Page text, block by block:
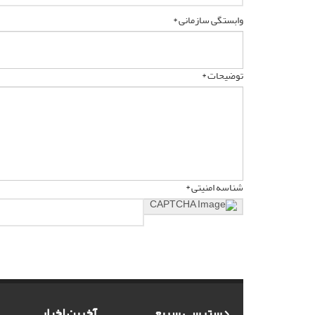
وابستگی سازمانی *
توضیحات *
شناسه امنیتی *